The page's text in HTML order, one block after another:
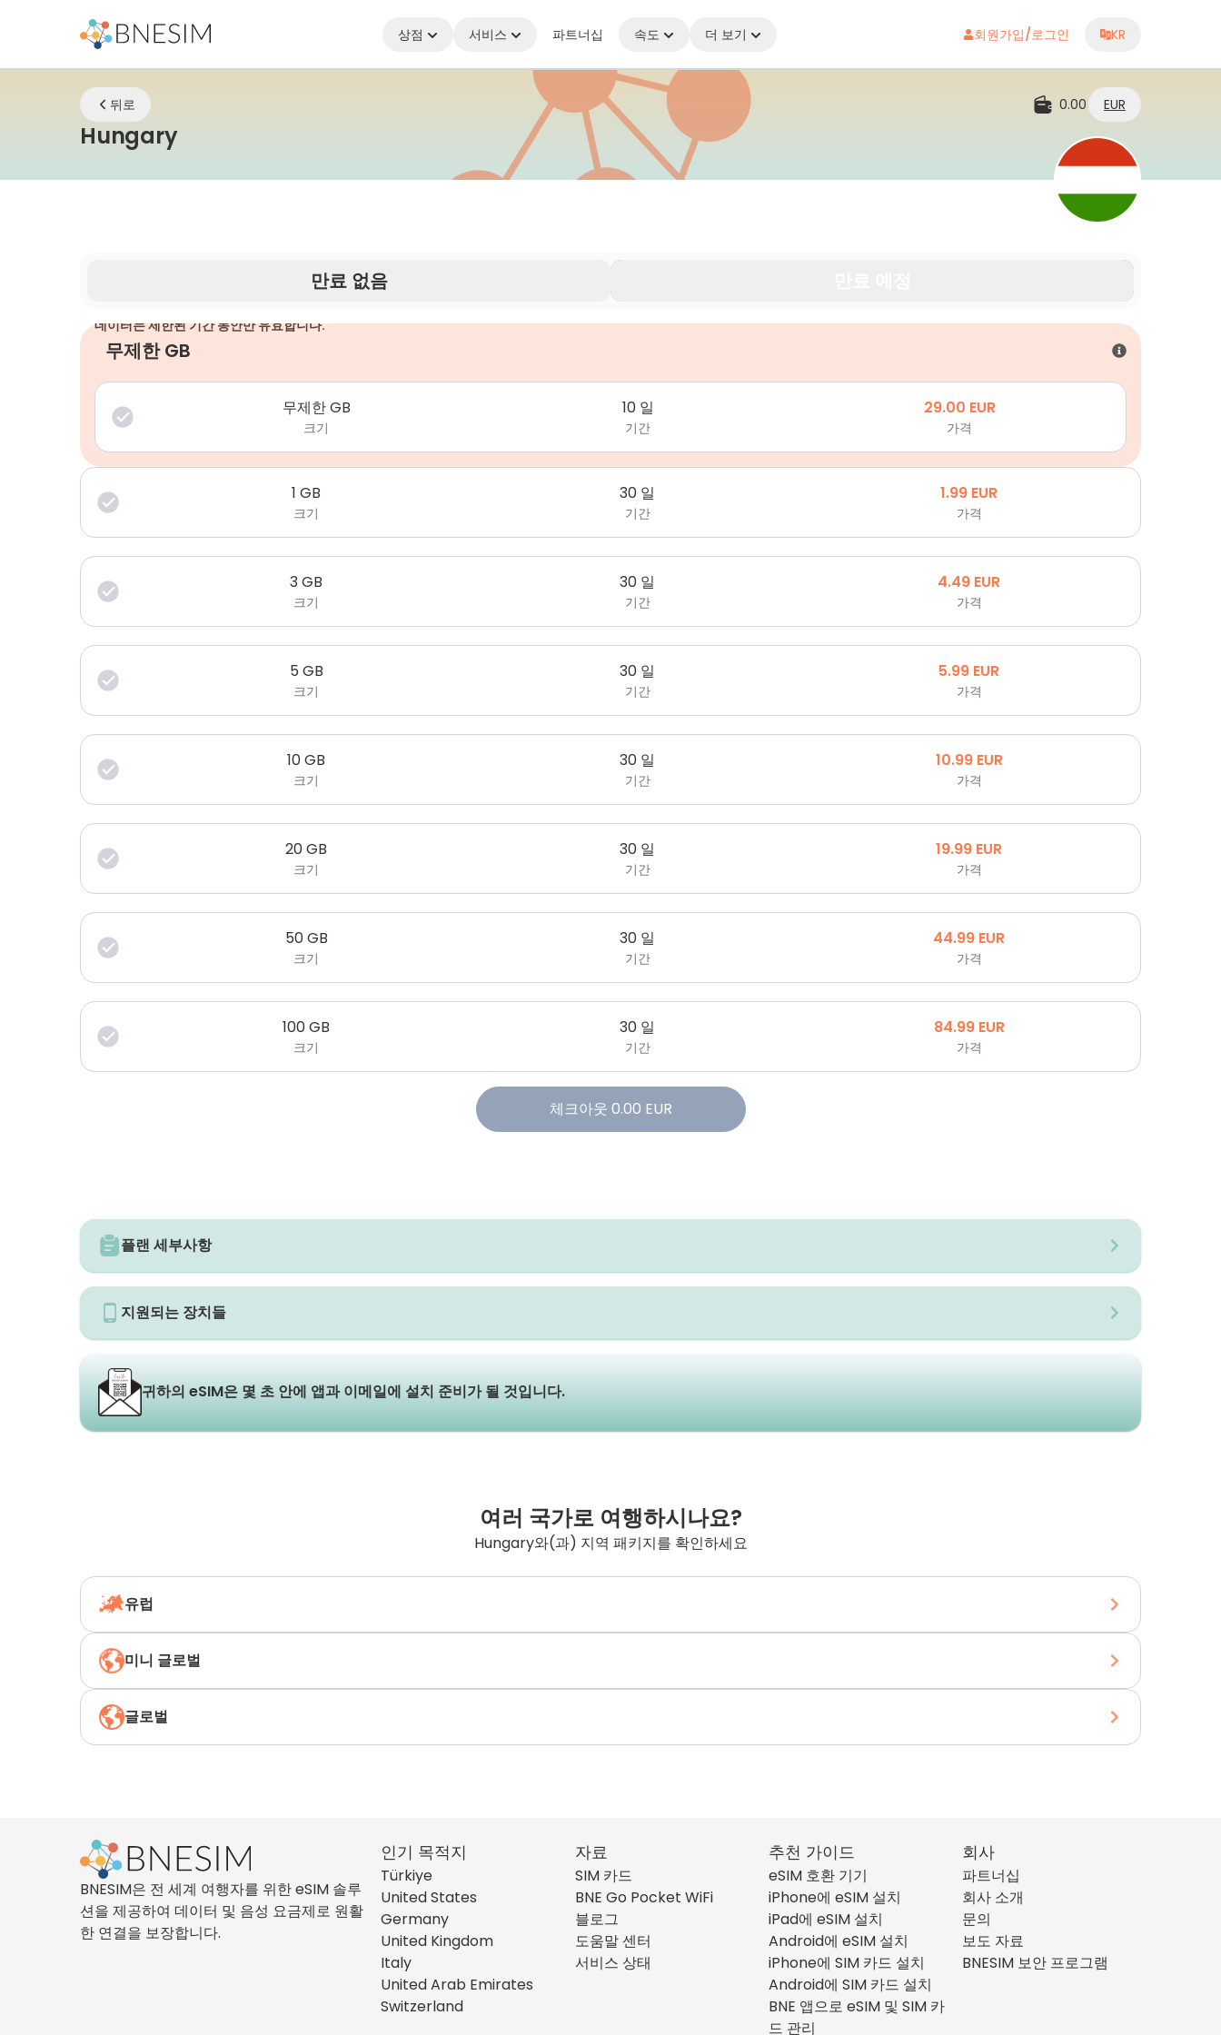
상점 서비스 파트너십 속도 더 보기 회원가입/로그인 KR
뒤로 0.00 EUR
HungaryeSIM | 어디에 있든 연결 유지
만료 없음
데이터는 제한된 기간 동안만 유효합니다.
무제한 GB
무제한 GB
크기
10 일
기간
29.00 EUR
가격
1 GB
크기
30 일
기간
1.99 EUR
가격
3GB
크기
30 일
기간
4.49 EUR
가격
5 GB
크기
30 일
기간
5.99 EUR
가격
10GB
크기
30 일
기간
10.99 EUR
가격
20GB
크기
30 일
기간
19.99 EUR
가격
50GB
크기
30 일
기간
44.99 EUR
가격
100GB
크기
30 일
기간
84.99 EUR
가격
체크아웃 0.00 EUR
플랜 세부사항
지원되는 장치들
귀하의 eSIM은 몇 초 안에 앱과 이메일에 설치 준비가 될 것입니다.
여러 국가로 여행하시나요?
Hungary와(과) 지역 패키지를 확인하세요
유럽
미니 글로벌
글로벌
BNESIM은 전 세계 여행자를 위한 eSIM 솔루
션을 제공하여 데이터 및 음성 요금제로 원활
한 연결을 보장합니다.
인기 목적지
Türkiye
United States
Germany
United Kingdom
Italy
United Arab Emirates
Switzerland
자료
SIM 카드
BNE Go Pocket WiFi
블로그
도움말 센터
서비스 상태
추천 가이드
eSIM 호환 기기
iPhone에 eSIM 설치
iPad에 eSIM 설치
Android에 eSIM 설치
iPhone에 SIM 카드 설치
Android에 SIM 카드 설치
BNE 앱으로 eSIM 및 SIM 카
드 관리
회사
파트너십
회사 소개
문의
보도 자료
BNESIM 보안 프로그램